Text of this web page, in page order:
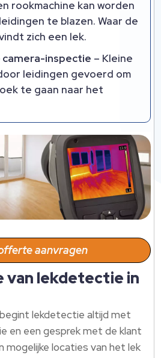
rookmachine kan worden
te blazen. Waar de
zich een lek.
camera-inspectie – Kleine
leidingen gevoerd om
te gaan naar het
aanvragen
van lekdetectie in
lekdetectie altijd met
en een gesprek met de klant
mogelijke locaties van het lek